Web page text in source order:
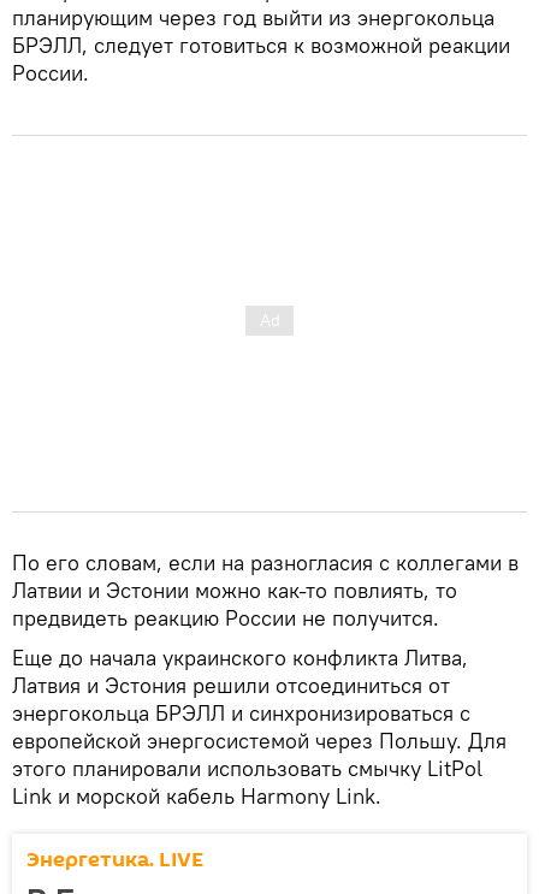
планирующим через год выйти из энергокольца
БРЭЛЛ, следует готовиться к возможной реакции
России.
По его словам, если на разногласия с коллегами в
Латвии и Эстонии можно как-то повлиять, то
предвидеть реакцию России не получится.
Еще до начала украинского конфликта Литва,
Латвия и Эстония решили отсоединиться от
энергокольца БРЭЛЛ и синхронизироваться с
европейской энергосистемой через Польшу. Для
этого планировали использовать смычку LitPol
Link и морской кабель Harmony Link.
Энергетика. LIVE